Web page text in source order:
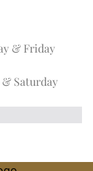
& Friday
& Saturday